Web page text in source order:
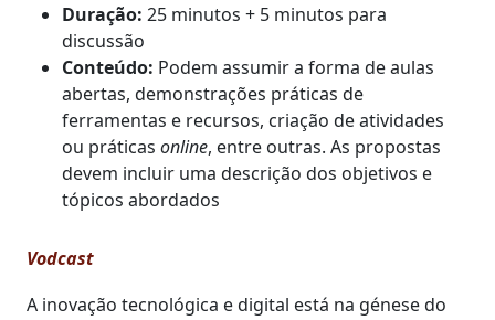
Duração: 25 minutos + 5 minutos para
discussão
Conteúdo: Podem assumir a forma de aulas
abertas, demonstrações práticas de
ferramentas e recursos, criação de atividades
ou práticas online, entre outras. As propostas
devem incluir uma descrição dos objetivos e
tópicos abordados
Vodcast
A inovação tecnológica e digital está na génese do